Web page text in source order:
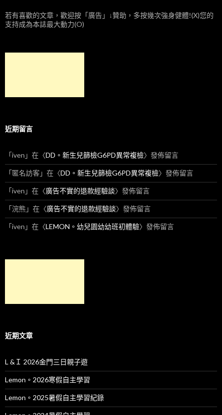
若有喜歡的文章，歡迎按「廣告」↓贊助，多按幾次強身健體!(X)您的
支持成為本誌最大動力(O)
近期留言
「iven 」在〈DD。新生兒篩檢G6PD異常複檢〉發佈留言
「匿名訪客」在〈DD。新生兒篩檢G6PD異常複檢〉發佈留言
「iven 」在〈廣告不實的退款經驗談〉發佈留言
「浣熊 」在〈廣告不實的退款經驗談〉發佈留言
「iven 」在〈LEMON。幼兒園幼幼班初體驗〉發佈留言
近期文章
L &Ｉ 2026金門三日親子遊
Lemon。2026寒假自主學習
Lemon。2025暑假自主學習紀錄